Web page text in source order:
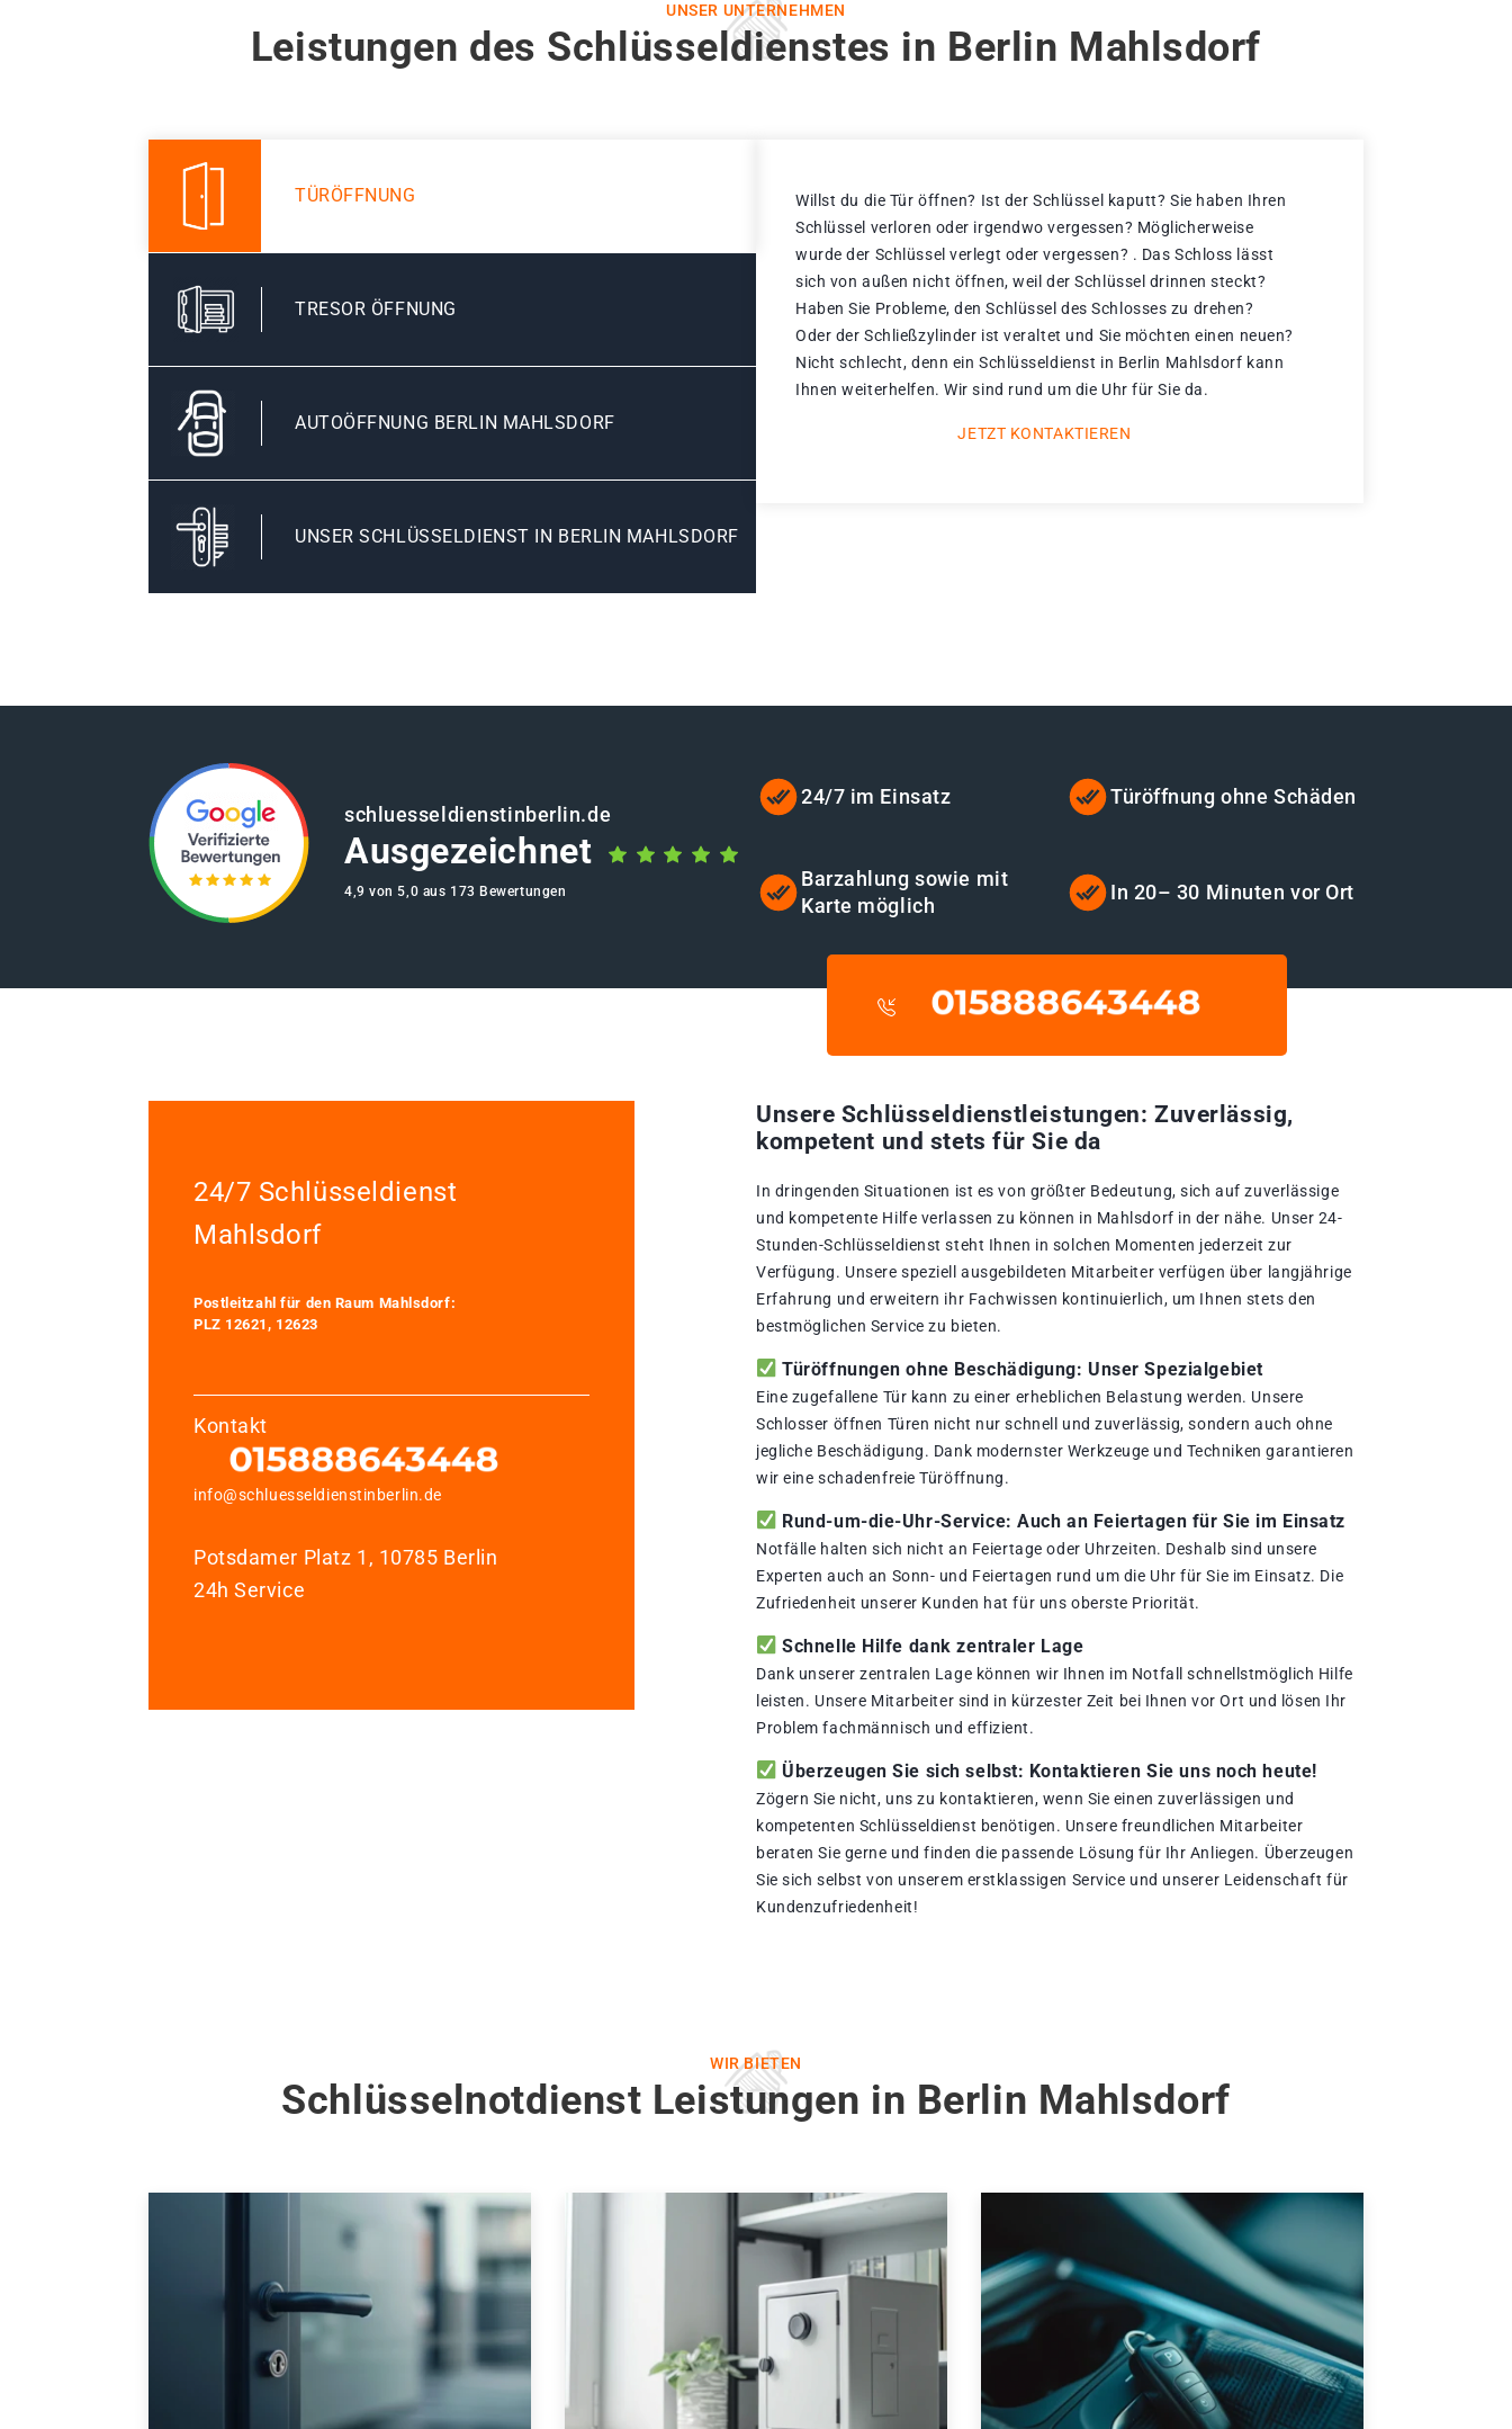
UNSER UNTERNEHMEN
Leistungen des Schlüsseldienstes in Berlin Mahlsdorf
TÜRÖFFNUNG
TRESOR ÖFFNUNG
AUTOÖFFNUNG BERLIN MAHLSDORF
UNSER SCHLÜSSELDIENST IN BERLIN MAHLSDORF
Willst du die Tür öffnen? Ist der Schlüssel kaputt? Sie haben Ihren
Schlüssel verloren oder irgendwo vergessen? Möglicherweise
wurde der Schlüssel verlegt oder vergessen? . Das Schloss lässt
sich von außen nicht öffnen, weil der Schlüssel drinnen steckt?
Haben Sie Probleme, den Schlüssel des Schlosses zu drehen?
Oder der Schließzylinder ist veraltet und Sie möchten einen neuen?
Nicht schlecht, denn ein Schlüsseldienst in Berlin Mahlsdorf kann
Ihnen weiterhelfen. Wir sind rund um die Uhr für Sie da.
JETZT KONTAKTIEREN
schluesseldienstinberlin.de
Ausgezeichnet
4,9 von 5,0 aus 173 Bewertungen
24/7 im Einsatz Türöffnung ohne Schäden
Barzahlung sowie mit
Karte möglich
In 20– 30 Minuten vor Ort
24/7 Schlüsseldienst
Mahlsdorf
Postleitzahl für den Raum Mahlsdorf:
PLZ 12621, 12623
Kontakt
info@schluesseldienstinberlin.de
Potsdamer Platz 1, 10785 Berlin
24h Service
Unsere Schlüsseldienstleistungen: Zuverlässig,
kompetent und stets für Sie da
In dringenden Situationen ist es von größter Bedeutung, sich auf zuverlässige
und kompetente Hilfe verlassen zu können in Mahlsdorf in der nähe. Unser 24-
Stunden-Schlüsseldienst steht Ihnen in solchen Momenten jederzeit zur
Verfügung. Unsere speziell ausgebildeten Mitarbeiter verfügen über langjährige
Erfahrung und erweitern ihr Fachwissen kontinuierlich, um Ihnen stets den
bestmöglichen Service zu bieten.
Türöffnungen ohne Beschädigung: Unser Spezialgebiet
Eine zugefallene Tür kann zu einer erheblichen Belastung werden. Unsere
Schlosser öffnen Türen nicht nur schnell und zuverlässig, sondern auch ohne
jegliche Beschädigung. Dank modernster Werkzeuge und Techniken garantieren
wir eine schadenfreie Türöffnung.
Rund-um-die-Uhr-Service: Auch an Feiertagen für Sie im Einsatz
Notfälle halten sich nicht an Feiertage oder Uhrzeiten. Deshalb sind unsere
Experten auch an Sonn- und Feiertagen rund um die Uhr für Sie im Einsatz. Die
Zufriedenheit unserer Kunden hat für uns oberste Priorität.
Schnelle Hilfe dank zentraler Lage
Dank unserer zentralen Lage können wir Ihnen im Notfall schnellstmöglich Hilfe
leisten. Unsere Mitarbeiter sind in kürzester Zeit bei Ihnen vor Ort und lösen Ihr
Problem fachmännisch und effizient.
Überzeugen Sie sich selbst: Kontaktieren Sie uns noch heute!
Zögern Sie nicht, uns zu kontaktieren, wenn Sie einen zuverlässigen und
kompetenten Schlüsseldienst benötigen. Unsere freundlichen Mitarbeiter
beraten Sie gerne und finden die passende Lösung für Ihr Anliegen. Überzeugen
Sie sich selbst von unserem erstklassigen Service und unserer Leidenschaft für
Kundenzufriedenheit!
WIR BIETEN
Schlüsselnotdienst Leistungen in Berlin Mahlsdorf